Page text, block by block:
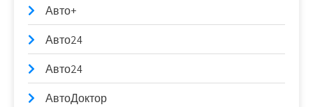
Авто+
Авто24
Авто24
АвтоДоктор